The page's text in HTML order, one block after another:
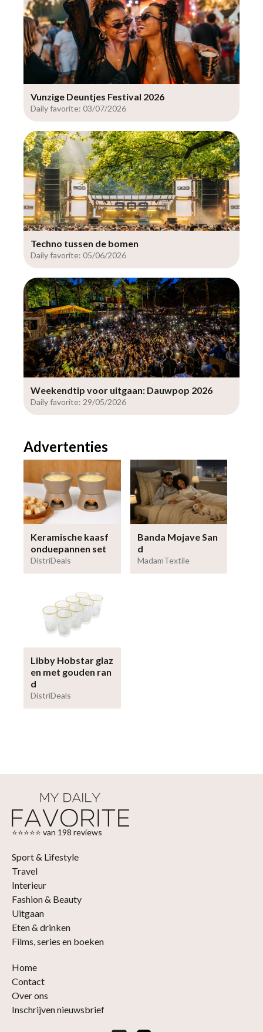
Vunzige Deuntjes Festival 2026
Daily favorite: 03/07/2026
Techno tussen de bomen
Daily favorite: 05/06/2026
Weekendtip voor uitgaan: Dauwpop 2026
Daily favorite: 29/05/2026
Advertenties
Keramische kaasf
onduepannen set
DistriDeals
Banda Mojave San
d
MadamTextile
Libby Hobstar glaz
en met gouden ran
d
DistriDeals
⭐⭐⭐⭐⭐ van 198 reviews
Sport & Lifestyle
Travel
Interieur
Fashion & Beauty
Uitgaan
Eten & drinken
Films, series en boeken
Home
Contact
Over ons
Inschrijven nieuwsbrief